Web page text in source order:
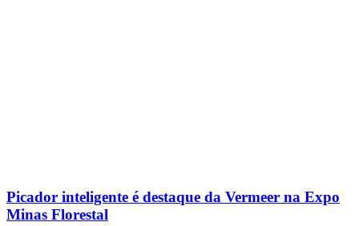
Picador inteligente é destaque da Vermeer na Expo
Minas Florestal